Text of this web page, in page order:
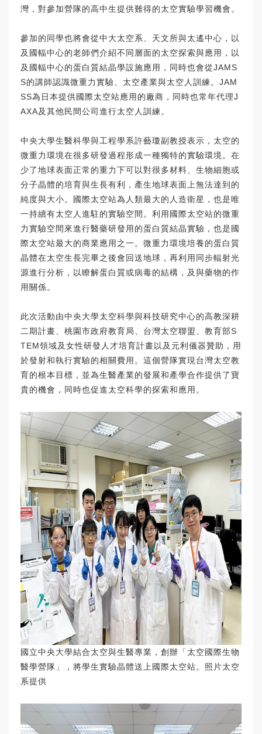
灣，對參加營隊的高中生提供難得的太空實驗學習機會。
參加的同學也將會從中大太空系、天文所與太遙中心，以
及國輻中心的老師們介紹不同層面的太空探索與應用，以
及國輻中心的蛋白質結晶學設施應用，同時也會從JAMS
S的講師認識微重力實驗、太空產業與太空人訓練。JAM
SS為日本提供國際太空站應用的廠商，同時也常年代理J
AXA及其他民間公司進行太空人訓練。
中央大學生醫科學與工程學系許藝瓊副教授表示，太空的
微重力環境在很多研發過程形成一種獨特的實驗環境。在
少了地球表面正常的重力下可以對很多材料、生物細胞或
分子晶體的培育與生長有利，產生地球表面上無法達到的
純度與大小。國際太空站為人類最大的人造衛星，也是唯
一持續有太空人進駐的實驗空間。利用國際太空站的微重
力實驗空間來進行醫藥研發用的蛋白質結晶實驗，也是國
際太空站最大的商業應用之一。微重力環境培養的蛋白質
晶體在太空生長完畢之後會回送地球，再利用同步輻射光
源進行分析，以瞭解蛋白質或病毒的結構，及與藥物的作
用關係。
此次活動由中央大學太空科學與科技研究中心的高教深耕
二期計畫、桃園市政府教育局、台灣太空聯盟、教育部S
TEM領域及女性研發人才培育計畫以及元利儀器贊助，用
於發射和執行實驗的相關費用。這個營隊實現台灣太空教
育的根本目標，並為生醫產業的發展和產學合作提供了寶
貴的機會，同時也促進太空科學的探索和應用。
國立中央大學結合太空與生醫專業，創辦「太空國際生物
醫學營隊」，將學生實驗晶體送上國際太空站。照片太空
系提供